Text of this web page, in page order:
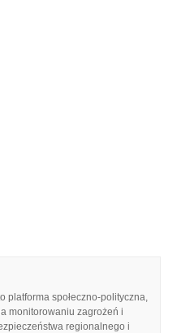
platforma społeczno-polityczna,
monitorowaniu zagrożeń i
regionalnego i